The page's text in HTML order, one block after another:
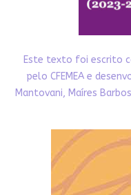
Este texto foi escrito
pelo CFEMEA e
Mantovani, Maíres